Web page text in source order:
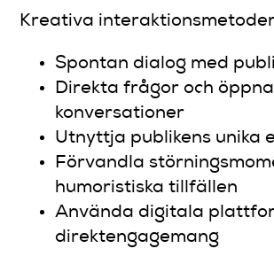
Kreativa
Spontan dialog med
Direkta frågor och öppna
konversationer
Utnyttja publikens unika
Förvandla
humoristiska tillfällen
Använda digitala
direktengagemang